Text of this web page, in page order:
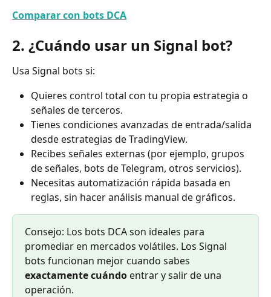
Comparar con bots DCA
2. ¿Cuándo usar un Signal bot?
Usa Signal bots si:
Quieres control total con tu propia estrategia o
señales de terceros.
Tienes condiciones avanzadas de entrada/salida
desde estrategias de TradingView.
Recibes señales externas (por ejemplo, grupos
de señales, bots de Telegram, otros servicios).
Necesitas automatización rápida basada en
reglas, sin hacer análisis manual de gráficos.
Consejo: Los bots DCA son ideales para
promediar en mercados volátiles. Los Signal
bots funcionan mejor cuando sabes
exactamente cuándo entrar y salir de una
operación.